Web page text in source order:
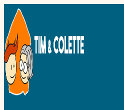
Aller
au
contenu